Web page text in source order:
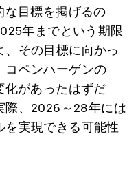
な目標を掲げるの
年までという期限
その目標に向かっ
コペンハーゲンの
化があったはずだ
際、2026～28年には
を実現できる可能性